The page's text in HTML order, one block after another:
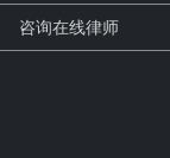
咨询在线律师